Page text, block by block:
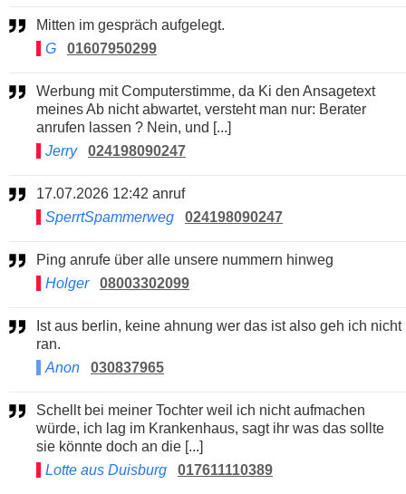
Mitten im gespräch aufgelegt.
G
01607950299
Werbung mit Computerstimme, da Ki den Ansagetext
meines Ab nicht abwartet, versteht man nur: Berater
anrufen lassen ? Nein, und [...]
Jerry
024198090247
17.07.2026 12:42 anruf
SperrtSpammerweg
024198090247
Ping anrufe über alle unsere nummern hinweg
Holger
08003302099
ran.
Anon
030837965
Schellt bei meiner Tochter weil ich nicht aufmachen
würde, ich lag im Krankenhaus, sagt ihr was das sollte
sie könnte doch an die [...]
Lotte aus Duisburg
017611110389